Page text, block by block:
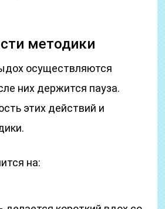
методики
осуществляются
них держится пауза.
этих действий и
на: